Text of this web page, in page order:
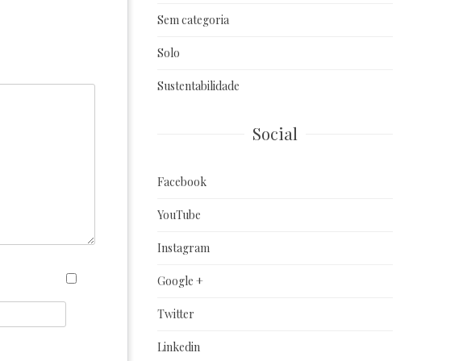
Sem categoria
Solo
Sustentabilidade
Social
Facebook
YouTube
Instagram
Google +
Twitter
Linkedin